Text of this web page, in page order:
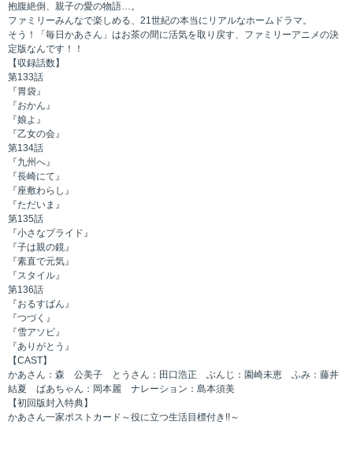
抱腹絶倒、親子の愛の物語…。
ファミリーみんなで楽しめる、21世紀の本当にリアルなホームドラマ。
そう！「毎日かあさん」はお茶の間に活気を取り戻す、ファミリーアニメの決
定版なんです！！
【収録話数】
第133話
『胃袋』
『おかん』
『娘よ』
『乙女の会』
第134話
『九州へ』
『長崎にて』
『座敷わらし』
『ただいま』
第135話
『小さなプライド』
『子は親の鏡』
『素直で元気』
『スタイル』
第136話
『おるすばん』
『つづく』
『雪アソビ』
『ありがとう』
【CAST】
かあさん：森 公美子 とうさん：田口浩正 ぶんじ：園崎未恵 ふみ：藤井
結夏 ばあちゃん：岡本麗 ナレーション：島本須美
【初回版封入特典】
かあさん一家ポストカード～役に立つ生活目標付き!!～